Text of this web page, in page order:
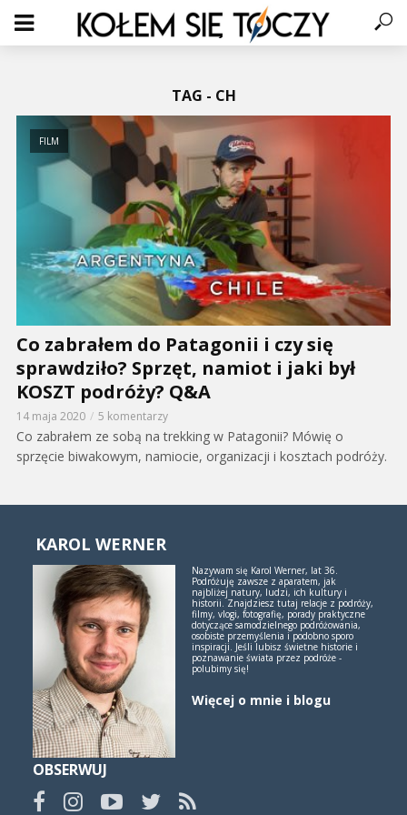
TAG - CH
FILM
Co zabrałem do Patagonii i czy się
sprawdziło? Sprzęt, namiot i jaki był
KOSZT podróży? Q&A
14 maja 2020 5 komentarzy
Co zabrałem ze sobą na trekking w Patagonii? Mówię o
sprzęcie biwakowym, namiocie, organizacji i kosztach podróży.
KAROL WERNER
Nazywam się Karol Werner, lat 36.
Podróżuję zawsze z aparatem, jak
najbliżej natury, ludzi, ich kultury i
historii. Znajdziesz tutaj relacje z podróży,
filmy, vlogi, fotografię, porady praktyczne
dotyczące samodzielnego podróżowania,
osobiste przemyślenia i podobno sporo
inspiracji. Jeśli lubisz świetne historie i
poznawanie świata przez podróże -
polubimy się!
Więcej o mnie i blogu
OBSERWUJ